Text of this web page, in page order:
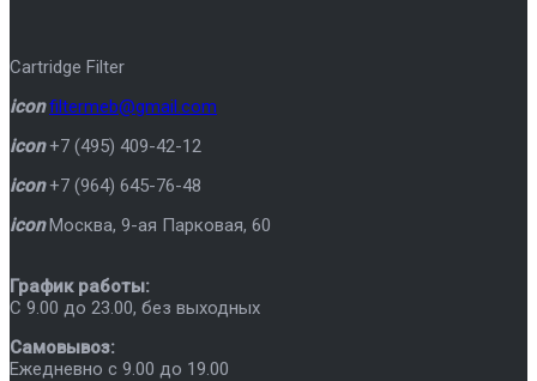
Cartridge Filter
icon filtermeb@gmail.com
icon +7 (495) 409-42-12
icon +7 (964) 645-76-48
icon Москва, 9-ая Парковая, 60
График работы:
C 9.00 до 23.00, без выходных
Самовывоз:
Ежедневно с 9.00 до 19.00